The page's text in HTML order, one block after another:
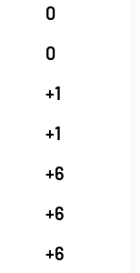
0
0
+1
+1
+6
+6
+6